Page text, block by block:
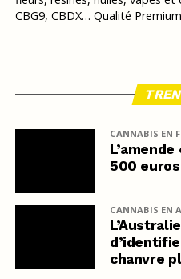
CBG9, CBDX… Qualité
CANNABIS EN
500 euros
CANNABIS EN
chanvre